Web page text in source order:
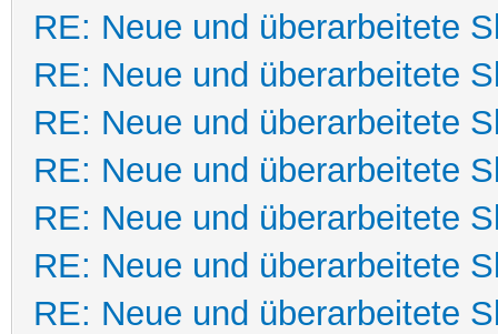
RE: Neue und überarbeitete
RE: Neue und überarbeitete
RE: Neue und überarbeitete
RE: Neue und überarbeitete
RE: Neue und überarbeitete
RE: Neue und überarbeitete
RE: Neue und überarbeitete